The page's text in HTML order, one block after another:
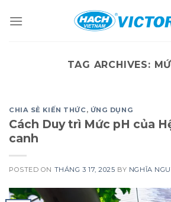
TAG ARCHIVES:
CHIA SẺ KIẾN THỨC, ỨNG DỤNG
Cách Duy trì Mức pH của
canh
POSTED ON THÁNG 3 17, 2025 BY NGHĨA